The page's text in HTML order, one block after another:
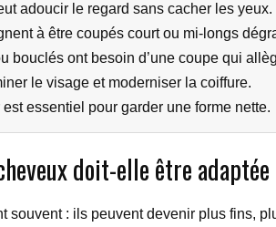
adoucir le regard sans cacher les yeux.
à être coupés court ou mi-longs
bouclés ont besoin d’une coupe qui
le visage et moderniser la coiffure.
essentiel pour garder une forme nette.
doit-elle être
souvent : ils peuvent devenir plus fins,